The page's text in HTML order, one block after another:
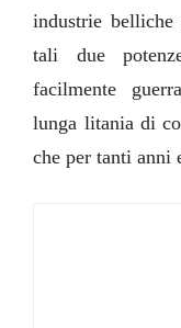
industrie belliche
tali due
facilmente
lunga litania di
che per tanti anni